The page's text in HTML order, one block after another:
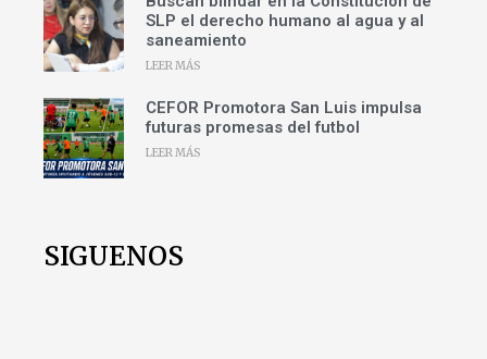
SLP el derecho humano al agua y al
saneamiento
LEER MÁS
CEFOR Promotora San Luis impulsa
futuras promesas del futbol
LEER MÁS
SIGUENOS